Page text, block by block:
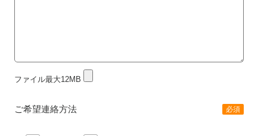
ファイル最大12MB
ご希望連絡方法 必須